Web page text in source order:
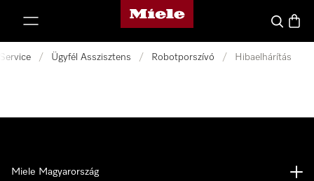
Miele honlapja
Kereses
Service / Ügyfél Asszisztens / Robotporszívó / Hibaelhárítás
Miele Magyarország